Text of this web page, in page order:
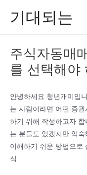
기대되는
주식자동매
를 선택해야
안녕하세요 청년개미입
는 사람이라면 어떤 증
하기 위해 작성하고자
는 분들도 있겠지만 익
이해하기 쉬운 방법으로
식